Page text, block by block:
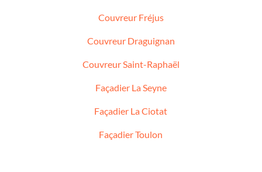
Couvreur Fréjus
Couvreur Draguignan
Couvreur Saint-Raphaël
Façadier La Seyne
Façadier La Ciotat
Façadier Toulon